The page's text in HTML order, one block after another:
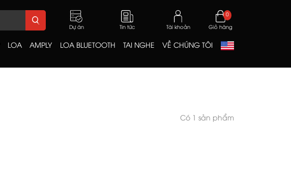
Dự án Tin tức Tài khoản Giỏ hàng
0
LOA AMPLY LOA BLUETOOTH TAI NGHE VỀ CHÚNG TÔI
Có 1 sản phẩm